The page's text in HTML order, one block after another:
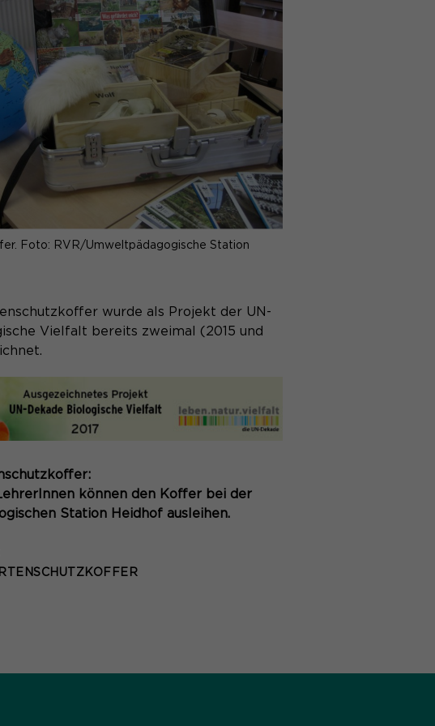
Foto: RVR/Umweltpädagogische Station
wurde als Projekt der UN-
Vielfalt bereits zweimal (2015 und
können den Koffer bei der
Station Heidhof ausleihen.